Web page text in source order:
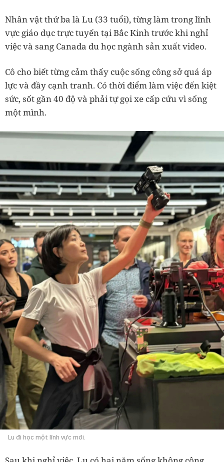
Nhân vật thứ ba là Lu (33 tuổi), từng làm trong lĩnh
vực giáo dục trực tuyến tại Bắc Kinh trước khi nghỉ
việc và sang Canada du học ngành sản xuất video.
Cô cho biết từng cảm thấy cuộc sống công sở quá áp
lực và đầy cạnh tranh. Có thời điểm làm việc đến kiệt
sức, sốt gần 40 độ và phải tự gọi xe cấp cứu vì sống
một mình.
Lu đi học một lĩnh vực mới.